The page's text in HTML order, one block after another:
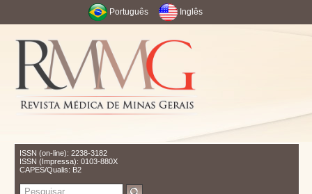
Português Inglês
ISSN (on-line): 2238-3182
ISSN (Impressa): 0103-880X
CAPES/Qualis: B2